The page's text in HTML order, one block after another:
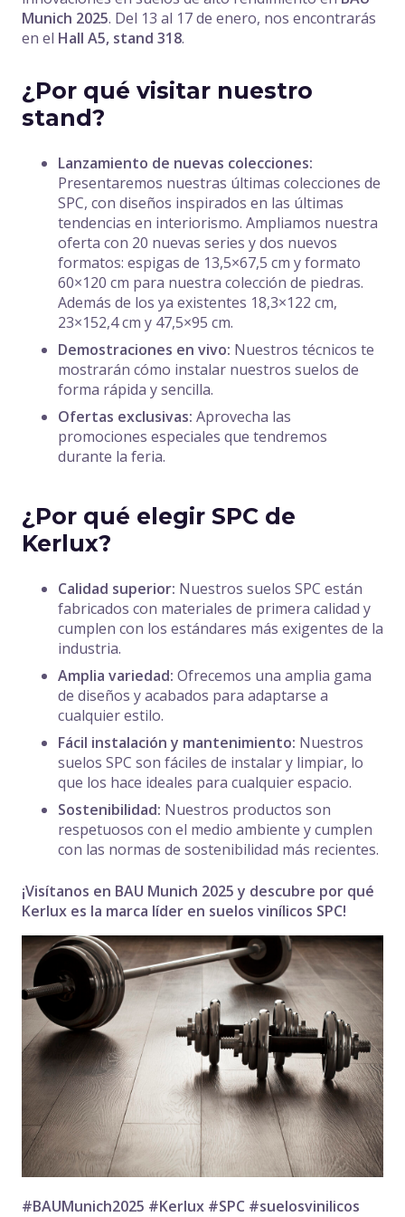
Munich 2025. Del 13 al 17 de enero, nos encontrarás
en el Hall A5, stand 318.
¿Por qué visitar nuestro
stand?
Lanzamiento de nuevas colecciones:
Presentaremos nuestras últimas colecciones de
SPC, con diseños inspirados en las últimas
tendencias en interiorismo. Ampliamos nuestra
oferta con 20 nuevas series y dos nuevos
formatos: espigas de 13,5×67,5 cm y formato
60×120 cm para nuestra colección de piedras.
Además de los ya existentes 18,3×122 cm,
23×152,4 cm y 47,5×95 cm.
Demostraciones en vivo: Nuestros técnicos te
mostrarán cómo instalar nuestros suelos de
forma rápida y sencilla.
Ofertas exclusivas: Aprovecha las
promociones especiales que tendremos
durante la feria.
¿Por qué elegir SPC de
Kerlux?
Calidad superior: Nuestros suelos SPC están
fabricados con materiales de primera calidad y
cumplen con los estándares más exigentes de la
industria.
Amplia variedad: Ofrecemos una amplia gama
de diseños y acabados para adaptarse a
cualquier estilo.
Fácil instalación y mantenimiento: Nuestros
suelos SPC son fáciles de instalar y limpiar, lo
que los hace ideales para cualquier espacio.
Sostenibilidad: Nuestros productos son
respetuosos con el medio ambiente y cumplen
con las normas de sostenibilidad más recientes.
¡Visítanos en BAU Munich 2025 y descubre por qué
Kerlux es la marca líder en suelos vinílicos SPC!
#BAUMunich2025 #Kerlux #SPC #suelosvinilicos